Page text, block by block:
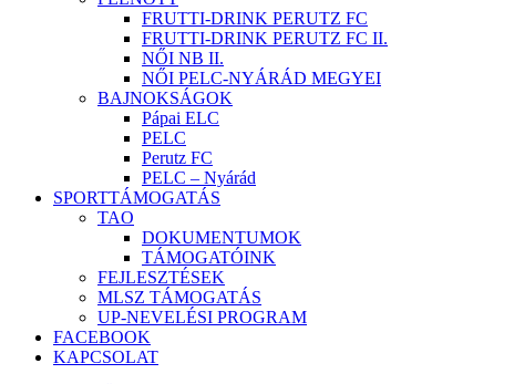
FRUTTI-DRINK PERUTZ FC
FRUTTI-DRINK PERUTZ FC II.
NŐI NB II.
NŐI PELC-NYÁRÁD MEGYEI
BAJNOKSÁGOK
Pápai ELC
PELC
Perutz FC
PELC – Nyárád
SPORTTÁMOGATÁS
TAO
DOKUMENTUMOK
TÁMOGATÓINK
FEJLESZTÉSEK
MLSZ TÁMOGATÁS
UP-NEVELÉSI PROGRAM
FACEBOOK
KAPCSOLAT